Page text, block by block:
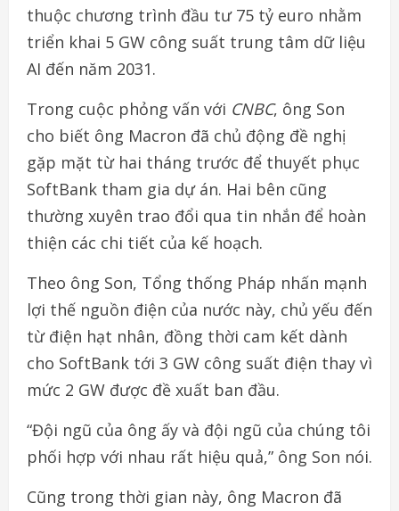
thuộc chương trình đầu tư 75 tỷ euro nhằm
triển khai 5 GW công suất trung tâm dữ liệu
AI đến năm 2031.
Trong cuộc phỏng vấn với CNBC, ông Son
cho biết ông Macron đã chủ động đề nghị
gặp mặt từ hai tháng trước để thuyết phục
SoftBank tham gia dự án. Hai bên cũng
thường xuyên trao đổi qua tin nhắn để hoàn
thiện các chi tiết của kế hoạch.
Theo ông Son, Tổng thống Pháp nhấn mạnh
lợi thế nguồn điện của nước này, chủ yếu đến
từ điện hạt nhân, đồng thời cam kết dành
cho SoftBank tới 3 GW công suất điện thay vì
mức 2 GW được đề xuất ban đầu.
“Đội ngũ của ông ấy và đội ngũ của chúng tôi
phối hợp với nhau rất hiệu quả,” ông Son nói.
Cũng trong thời gian này, ông Macron đã